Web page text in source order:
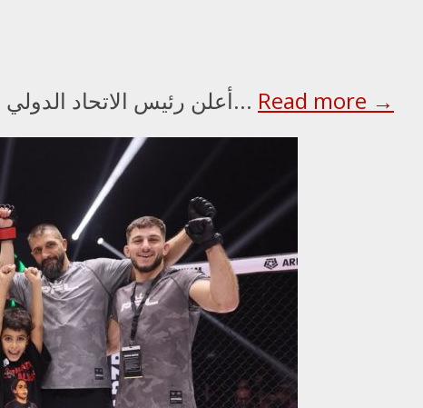
أعلن رئيس الاتحاد الدولي للملاكمة عمر كريمليف، ورئيس مجلس الأمناء... Read more →